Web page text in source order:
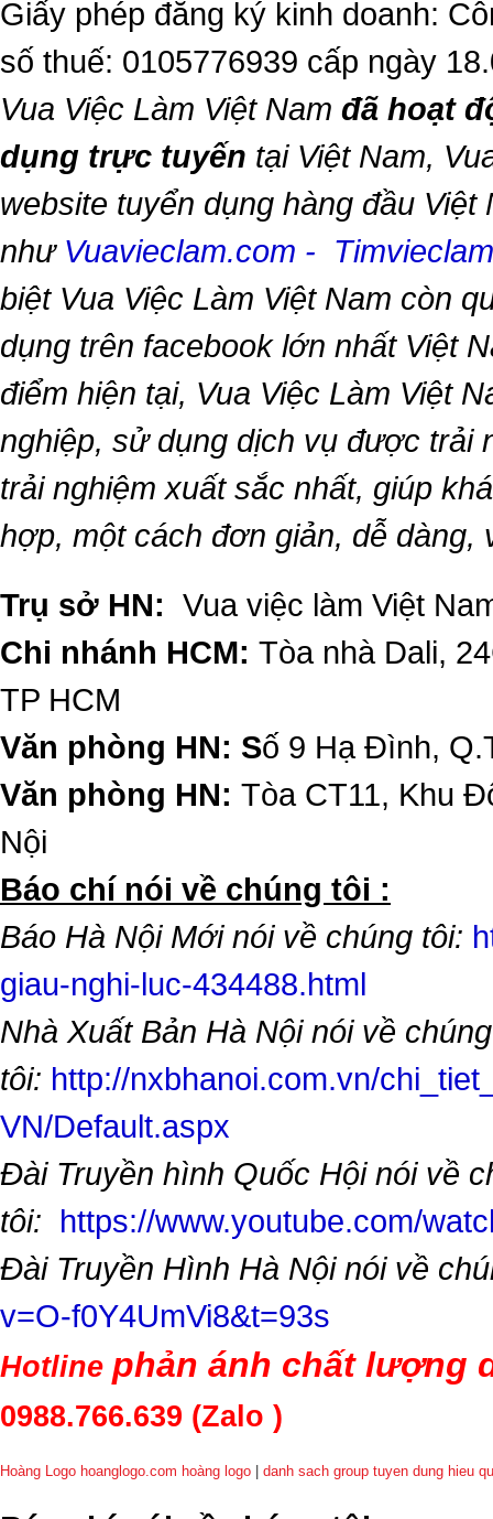
Giấy phép đăng ký kinh doanh:
số thuế: 0105776939 cấp ngày
Vua Việc Làm Việt Nam đã hoạt
dụng trực tuyến tại Việt Nam,
website tuyển dụng hàng đầu Việt
như Vuavieclam.com -
biệt Vua Việc Làm Việt Nam còn
dụng trên facebook lớn nhất Việt
điểm hiện tại, Vua Việc Làm Việt
nghiệp, sử dụng dịch vụ được trải
trải nghiệm xuất sắc nhất, giúp
hợp, một cách đơn giản, dễ dàng,
Trụ sở HN: Vua việc làm Việt
Chi nhánh HCM: Tòa nhà Dali,
TP HCM
Văn phòng HN: Số 9 Hạ Đình,
Văn phòng HN: Tòa CT11, Khu
Nội
​Báo chí nói về chúng tôi :
Báo Hà Nội Mới nói về chúng tôi:
giau-nghi-luc-434488.html
Nhà Xuất Bản Hà Nội nói về chúng
tôi: http://nxbhanoi.com.vn/
VN/Default.aspx
Đài Truyền hình Quốc Hội nói về
tôi: https://www.youtube.com/
Đài Truyền Hình Hà Nội nói về
v=O-f0Y4UmVi8&t=93s
Hotline phản ánh chất lượng
0988.766.639 (Zalo )
Hoàng Logo hoanglogo.com hoàng logo danh sach group tuyen dung hieu